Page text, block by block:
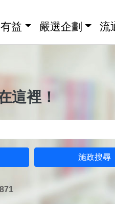
益 嚴選企劃 流
這裡！
施政搜尋